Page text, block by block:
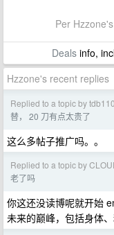
Per
Dealsinfo,
Hzzone's recent replies
Replied to a topic by
替， 20 刀有点太贵了
这么多帖子推广吗。。
Replied to a topic by
老了吗
你这还没读博呢就开始
未来的巅峰，包括身体